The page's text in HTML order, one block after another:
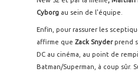
Cyborg au sein de l'équipe.
Enfin, pour rassurer les
affirme que Zack Snyderprend
DC au cinéma, au point de
Batman/Superman, à coup sûr.